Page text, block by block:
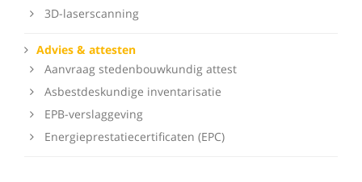
3D-laserscanning
Advies & attesten
Aanvraag stedenbouwkundig attest
Asbestdeskundige inventarisatie
EPB-verslaggeving
Energieprestatiecertificaten (EPC)